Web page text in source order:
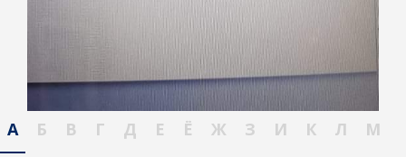
А Б В Г Д Е Ё Ж З И К Л
М